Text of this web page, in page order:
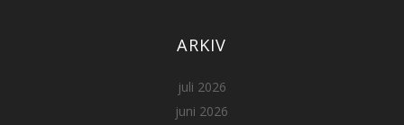
ARKIV
juli 2026
juni 2026